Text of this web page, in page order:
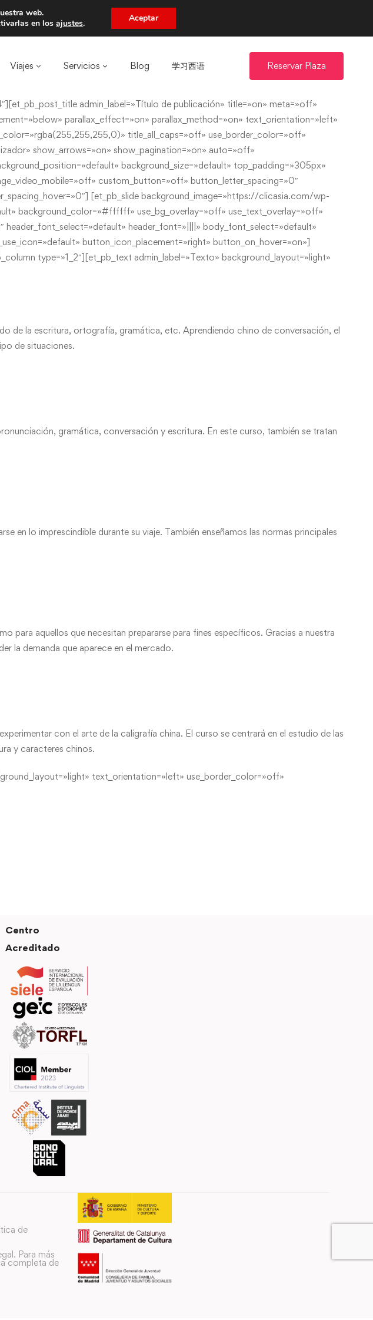
de 75€ de descuento.
Viajes Servicios Blog 学习西语​ Reservar Plaza
admin_label=»Título de publicación» title=»on» meta=»off»
parallax_effect=»on» parallax_method=»on» text_orientation=»left»
title_all_caps=»off» use_border_color=»off»
show_arrows=»on» show_pagination=»on» auto=»off»
background_size=»default» top_padding=»305px»
custom_button=»off» button_letter_spacing=»0″
[et_pb_slide background_image=»https://clicasia.com/wp-
background_color=»#ffffff» use_bg_overlay=»off» use_text_overlay=»off»
header_font_select=»default» header_font=»||||» body_font_select=»default»
button_icon_placement=»right» button_on_hover=»on»]
type=»1_2″][et_pb_text admin_label=»Texto» background_layout=»light»
de la escritura, ortografía, gramática, etc. Aprendiendo chino de conversación, el
de situaciones.
gramática, conversación y escritura. En este curso, también se tratan
en lo imprescindible durante su viaje. También enseñamos las normas principales
para aquellos que necesitan prepararse para fines específicos. Gracias a nuestra
la demanda que aparece en el mercado.
con el arte de la caligrafía china. El curso se centrará en el estudio de las
y caracteres chinos.
text_orientation=»left» use_border_color=»off»
Centro
Acreditado
de
Para más
completa de
web.
en losajustes. Aceptar